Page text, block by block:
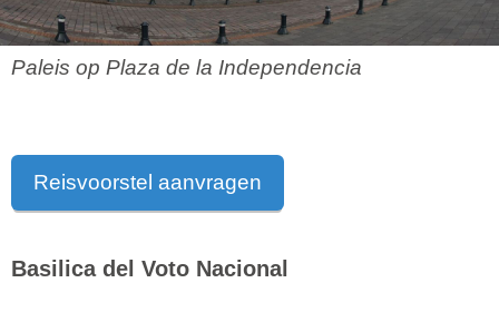
Paleis op Plaza de la Independencia
Reisvoorstel aanvragen
Basilica del Voto Nacional